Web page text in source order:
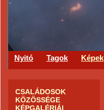
Nyitó Tagok Képek
CSALÁDOSOK
KÖZÖSSÉGE
KÉPGALÉRIÁI